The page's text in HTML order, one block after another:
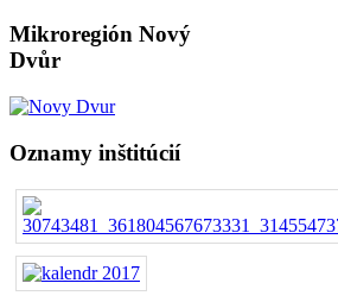
Mikroregión Nový
Dvůr
Oznamy inštitúcií